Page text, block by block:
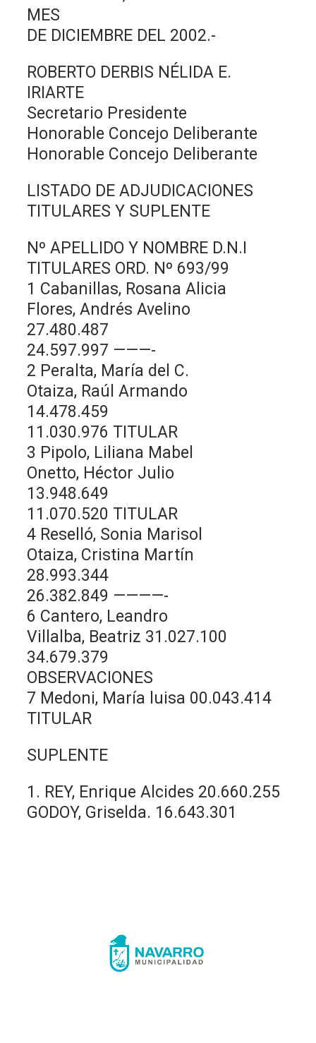
MES
DE DICIEMBRE DEL 2002.-
ROBERTO DERBIS NÉLIDA E.
IRIARTE
Secretario Presidente
Honorable Concejo Deliberante
Honorable Concejo Deliberante
LISTADO DE ADJUDICACIONES
TITULARES Y SUPLENTE
Nº APELLIDO Y NOMBRE D.N.I
TITULARES ORD. Nº 693/99
1 Cabanillas, Rosana Alicia
Flores, Andrés Avelino
27.480.487
24.597.997 ———-
2 Peralta, María del C.
Otaiza, Raúl Armando
14.478.459
11.030.976 TITULAR
3 Pipolo, Liliana Mabel
Onetto, Héctor Julio
13.948.649
11.070.520 TITULAR
4 Reselló, Sonia Marisol
Otaiza, Cristina Martín
28.993.344
26.382.849 ————-
6 Cantero, Leandro
Villalba, Beatriz 31.027.100
34.679.379
OBSERVACIONES
7 Medoni, María luisa 00.043.414
TITULAR
SUPLENTE
1. REY, Enrique Alcides 20.660.255
GODOY, Griselda. 16.643.301